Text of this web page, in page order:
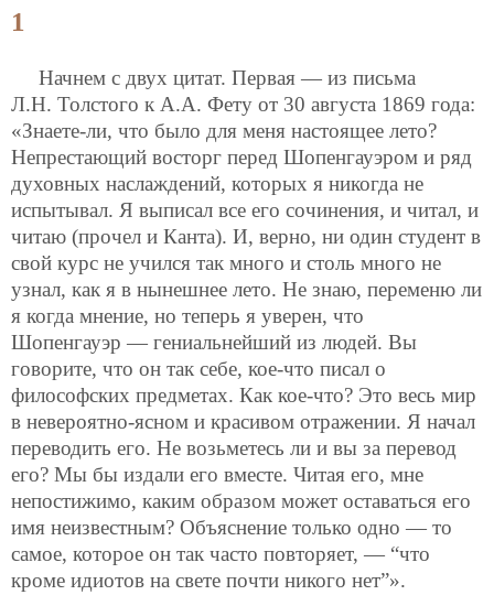
1
Начнем с двух цитат. Первая — из письма
Л.Н. Толстого к А.А. Фету от 30 августа 1869 года:
«Знаете-ли, что было для меня настоящее лето?
Непрестающий восторг перед Шопенгауэром и ряд
духовных наслаждений, которых я никогда не
испытывал. Я выписал все его сочинения, и читал, и
читаю (прочел и Канта). И, верно, ни один студент в
свой курс не учился так много и столь много не
узнал, как я в нынешнее лето. Не знаю, переменю ли
я когда мнение, но теперь я уверен, что
Шопенгауэр — гениальнейший из людей. Вы
говорите, что он так себе, кое-что писал о
философских предметах. Как кое-что? Это весь мир
в невероятно-ясном и красивом отражении. Я начал
переводить его. Не возьметесь ли и вы за перевод
его? Мы бы издали его вместе. Читая его, мне
непостижимо, каким образом может оставаться его
имя неизвестным? Объяснение только одно — то
самое, которое он так часто повторяет, — “что
кроме идиотов на свете почти никого нет”».